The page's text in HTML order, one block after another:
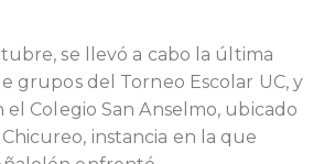
se llevó a cabo la última
grupos del Torneo Escolar UC, y
el Colegio San Anselmo, ubicado
instancia en la que